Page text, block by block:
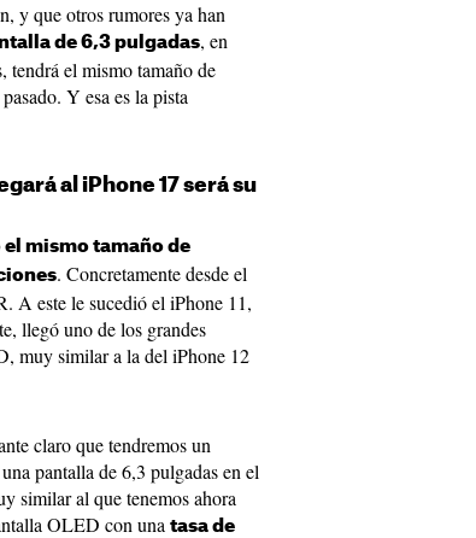
y que otros rumores ya han
de 6,3 pulgadas, en
tendrá el mismo tamaño de
Y esa es la pista
al iPhone 17 será su
mismo tamaño de
. Concretamente desde el
A este le sucedió el iPhone 11,
llegó uno de los grandes
muy similar a la del iPhone 12
claro que tendremos un
pantalla de 6,3 pulgadas en el
similar al que tenemos ahora
OLED con una tasa de